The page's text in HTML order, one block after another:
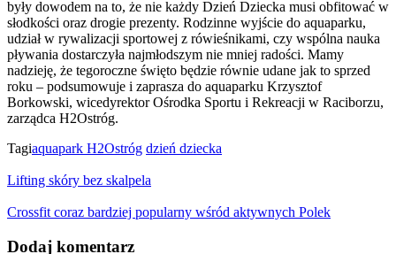
były dowodem na to, że nie każdy Dzień Dziecka musi obfitować w
słodkości oraz drogie prezenty. Rodzinne wyjście do aquaparku,
udział w rywalizacji sportowej z rówieśnikami, czy wspólna nauka
pływania dostarczyła najmłodszym nie mniej radości. Mamy
nadzieję, że tegoroczne święto będzie równie udane jak to sprzed
roku – podsumowuje i zaprasza do aquaparku Krzysztof
Borkowski, wicedyrektor Ośrodka Sportu i Rekreacji w Raciborzu,
zarządca H2Ostróg.
Tagiaquapark H2Ostróg dzień dziecka
Lifting skóry bez skalpela
Crossfit coraz bardziej popularny wśród aktywnych Polek
Dodaj komentarz